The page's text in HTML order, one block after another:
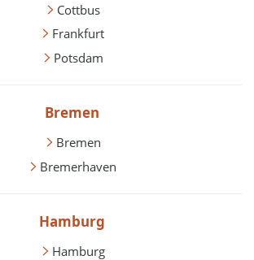
Cottbus
Frankfurt
Potsdam
Bremen
Bremen
Bremerhaven
Hamburg
Hamburg